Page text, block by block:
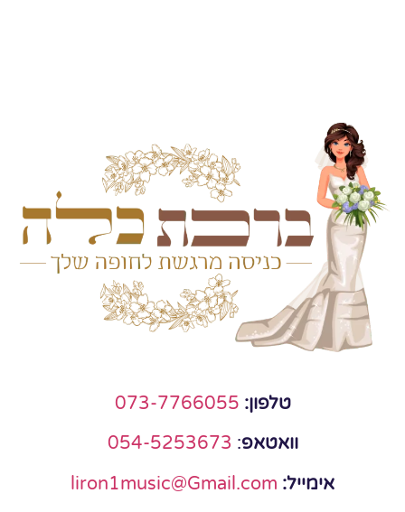
טלפון: 073-7766055
וואטאפ:
054-5253673
אימייל: liron1music@Gmail.com